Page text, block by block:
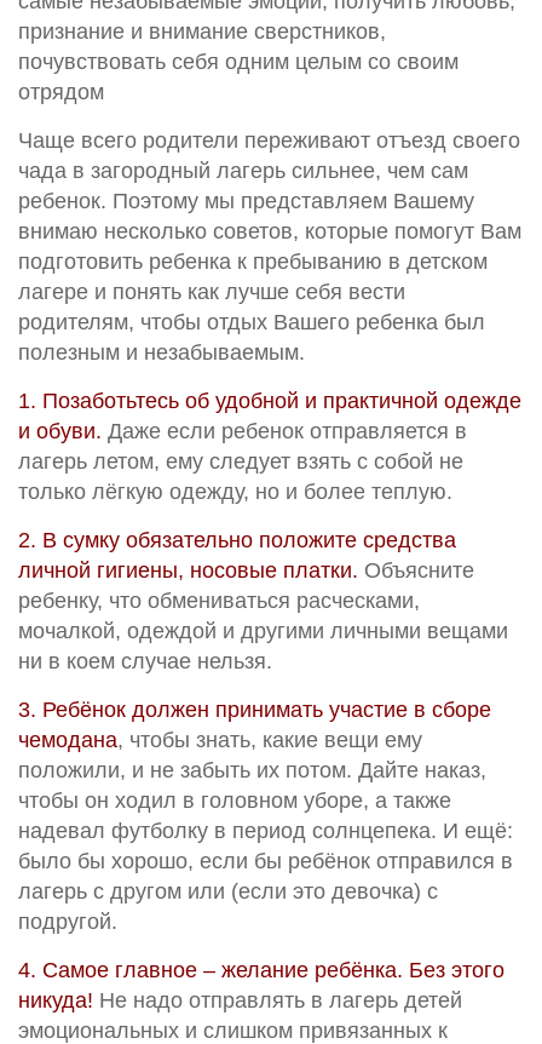
признание и внимание сверстников,
почувствовать себя одним целым со своим
отрядом
Чаще всего родители переживают отъезд своего
чада в загородный лагерь сильнее, чем сам
ребенок. Поэтому мы представляем Вашему
внимаю несколько советов, которые помогут Вам
подготовить ребенка к пребыванию в детском
лагере и понять как лучше себя вести
родителям, чтобы отдых Вашего ребенка был
полезным и незабываемым.
1. Позаботьтесь об удобной и практичной одежде
и обуви. Даже если ребенок отправляется в
лагерь летом, ему следует взять с собой не
только лёгкую одежду, но и более теплую.
2. В сумку обязательно положите средства
личной гигиены, носовые платки. Объясните
ребенку, что обмениваться расческами,
мочалкой, одеждой и другими личными вещами
ни в коем случае нельзя.
3. Ребёнок должен принимать участие в сборе
чемодана, чтобы знать, какие вещи ему
положили, и не забыть их потом. Дайте наказ,
чтобы он ходил в головном уборе, а также
надевал футболку в период солнцепека. И ещё:
было бы хорошо, если бы ребёнок отправился в
лагерь с другом или (если это девочка) с
подругой.
4. Самое главное – желание ребёнка. Без этого
никуда! Не надо отправлять в лагерь детей
эмоциональных и слишком привязанных к